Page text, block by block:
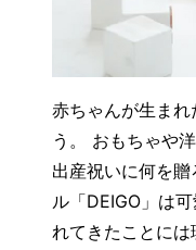
赤ちゃんが生ま
う。 おもちゃや
出産祝いに何を
ル「DEIGO」は
れてきたことに